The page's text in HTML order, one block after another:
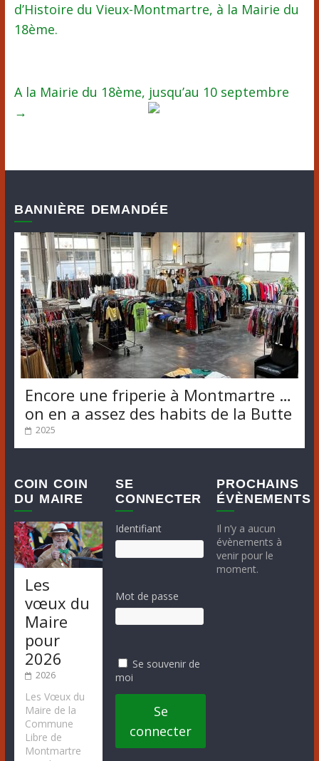
d’Histoire du Vieux-Montmartre, à la Mairie du
18ème.
A la Mairie du 18ème, jusqu’au 10 septembre
→
BANNIÈRE DEMANDÉE
Encore une friperie à Montmartre …
on en a assez des habits de la Butte
2025
COIN COIN
DU MAIRE
Les
vœux du
Maire
pour
2026
2026
Les Vœux du
Maire de la
Commune
Libre de
Montmartre
SE
CONNECTER
Identifiant
Mot de passe
Se souvenir de
moi
Se
connecter
PROCHAINS
ÉVÈNEMENTS
Il n’y a aucun
évènements à
venir pour le
moment.